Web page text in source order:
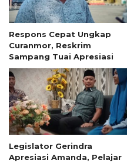
Respons Cepat Ungkap
Curanmor, Reskrim
Sampang Tuai Apresiasi
Legislator Gerindra
Apresiasi Amanda, Pelajar